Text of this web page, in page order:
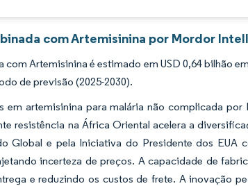
com Artemisinina por Mordor
Artemisinina é estimado em USD 0,64 bilhão
de previsão (2025-2030).
em artemisinina para malária não complicada
resistência na África Oriental acelera a
Global e pela Iniciativa do Presidente dos EUA
incerteza de preços. A capacidade de
e reduzindo os custos de frete. A inovação